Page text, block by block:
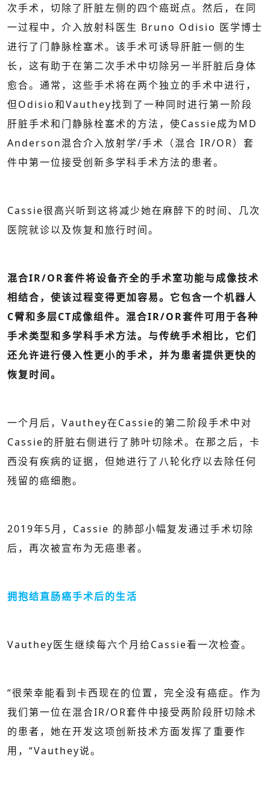
次手术，切除了肝脏左侧的四个癌斑点。然后，在同
一过程中，介入放射科医生 Bruno Odisio 医学博士
进行了门静脉栓塞术。该手术可诱导肝脏一侧的生
长，这有助于在第二次手术中切除另一半肝脏后身体
愈合。通常，这些手术将在两个独立的手术中进行，
但Odisio和Vauthey找到了一种同时进行第一阶段
肝脏手术和门静脉栓塞术的方法，使Cassie成为MD
Anderson混合介入放射学/手术（混合 IR/OR）套
件中第一位接受创新多学科手术方法的患者。
Cassie很高兴听到这将减少她在麻醉下的时间、几次
医院就诊以及恢复和旅行时间。
混合IR/OR套件将设备齐全的手术室功能与成像技术
相结合，使该过程变得更加容易。它包含一个机器人
C臂和多层CT成像组件。混合IR/OR套件可用于各种
手术类型和多学科手术方法。与传统手术相比，它们
还允许进行侵入性更小的手术，并为患者提供更快的
恢复时间。
一个月后，Vauthey在Cassie的第二阶段手术中对
Cassie的肝脏右侧进行了肺叶切除术。在那之后，卡
西没有疾病的证据，但她进行了八轮化疗以去除任何
残留的癌细胞。
2019年5月，Cassie 的肺部小幅复发通过手术切除
后，再次被宣布为无癌患者。
拥抱结直肠癌手术后的生活
Vauthey医生继续每六个月给Cassie看一次检查。
“很荣幸能看到卡西现在的位置，完全没有癌症。作为
我们第一位在混合IR/OR套件中接受两阶段肝切除术
的患者，她在开发这项创新技术方面发挥了重要作
用，“Vauthey说。